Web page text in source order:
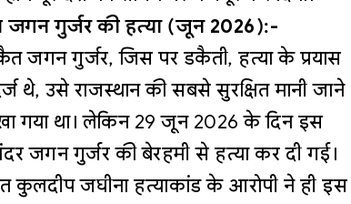
जगन गुर्जर की हत्या (जून 2026):-
गुर्जर, जिस पर डकैती, हत्या के प्रयास
थे, उसे राजस्थान की सबसे सुरक्षित मानी जाने
गया था। लेकिन 29 जून 2026 के दिन इस
जगन गुर्जर की बेरहमी से हत्या कर दी गई।
कुलदीप जघीना हत्याकांड के आरोपी ने ही इस